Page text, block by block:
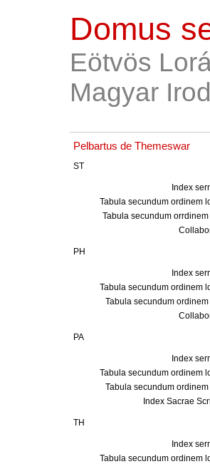
Domus
Eötvös
Magyar
Pelbartus de Themeswar
ST
Index
Tabula secundum ordinem
Tabula secundum
PH
Index
Tabula secundum ordinem
Tabula secundum
PA
Index
Tabula secundum ordinem
Tabula secundum
Index Sacrae
TH
Index
Tabula secundum ordinem